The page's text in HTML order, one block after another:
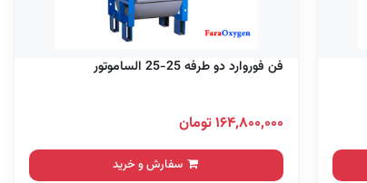
فن فوروارد دو طرفه 25-25 الساموتور
۱۶۴,۸۰۰,۰۰۰ تومان
سفارش و خرید